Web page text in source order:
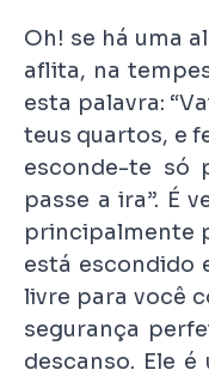
Oh! se há uma
aflita, na
esta palavra:
teus quartos, e
esconde-te só
passe a ira”. É
principalmente
está escondido
livre para você
segurança
descanso. Ele é